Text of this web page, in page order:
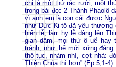
chỉ là một thứ rác rưởi, một
trong bài đọc 2 Thánh Phaolô
vì anh em là con cái được
như Đức Ki-tô đã yêu thương
hiến lễ, làm hy lễ dâng lên
gian dâm, mọi thứ ô uế hay
tránh, như thế mới xứng
thô tục, nhảm nhí, cợt nhả:
Thiên Chúa thì hơn” (Ep 5,1-4).